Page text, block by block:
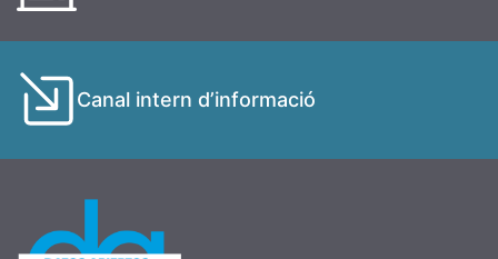
Canal intern d’informació